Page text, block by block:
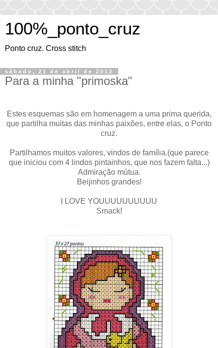
100%_ponto_cruz
Ponto cruz. Cross stitch
sábado, 21 de abril de 2012
Para a minha "primoska"
Estes esquemas são em homenagem a uma prima querida,
que partilha muitas das minhas paixões, entre elas, o Ponto
cruz.
Partilhamos muitos valores, vindos de família.(que parece
que iniciou com 4 lindos pintainhos, que nos fazem falta...)
Admiração mútua.
Beijinhos grandes!
I LOVE YOUUUUUUUUUU
Smack!